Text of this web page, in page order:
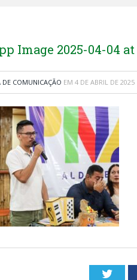
Image 2025-04-04 at
DE COMUNICAÇÃO EM 4 DE ABRIL DE 2025